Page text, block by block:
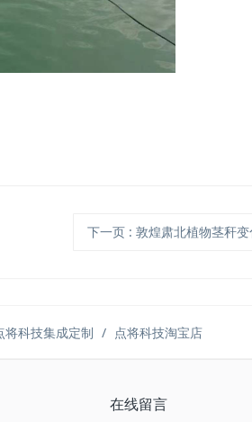
下一页 : 敦煌肃北植物茎秆
将科技集成定制 点将科技淘宝店
在线留言